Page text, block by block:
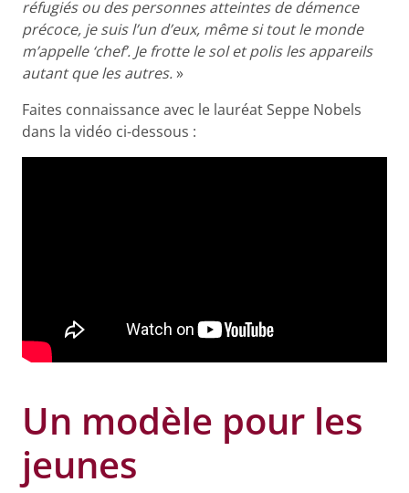
réfugiés ou des personnes atteintes de démence
précoce, je suis l’un d’eux, même si tout le monde
m’appelle ‘chef’. Je frotte le sol et polis les appareils
autant que les autres.»
Faites connaissance avec le lauréat Seppe Nobels
dans la vidéo ci-dessous :
Un modèle pour les
jeunes